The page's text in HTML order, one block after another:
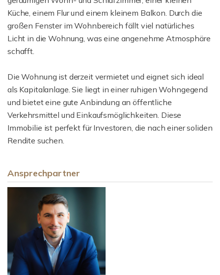
Küche, einem Flur und einem kleinem Balkon. Durch die
großen Fenster im Wohnbereich fällt viel natürliches
Licht in die Wohnung, was eine angenehme Atmosphäre
schafft.
Die Wohnung ist derzeit vermietet und eignet sich ideal
als Kapitalanlage. Sie liegt in einer ruhigen Wohngegend
und bietet eine gute Anbindung an öffentliche
Verkehrsmittel und Einkaufsmöglichkeiten. Diese
Immobilie ist perfekt für Investoren, die nach einer soliden
Rendite suchen.
Ansprechpartner